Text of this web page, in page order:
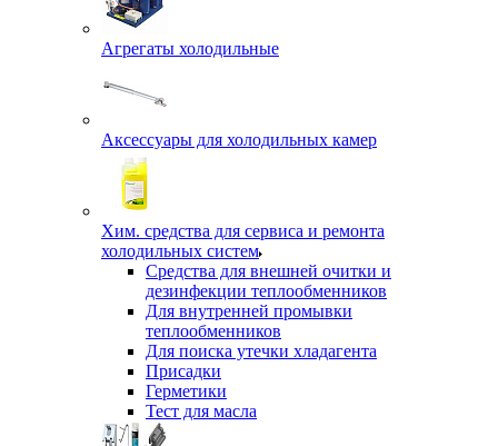
Агрегаты холодильные
Аксессуары для холодильных камер
Хим. средства для сервиса и ремонта
холодильных систем
Средства для внешней очитки и
дезинфекции теплообменников
Для внутренней промывки
теплообменников
Для поиска утечки хладагента
Присадки
Герметики
Тест для масла